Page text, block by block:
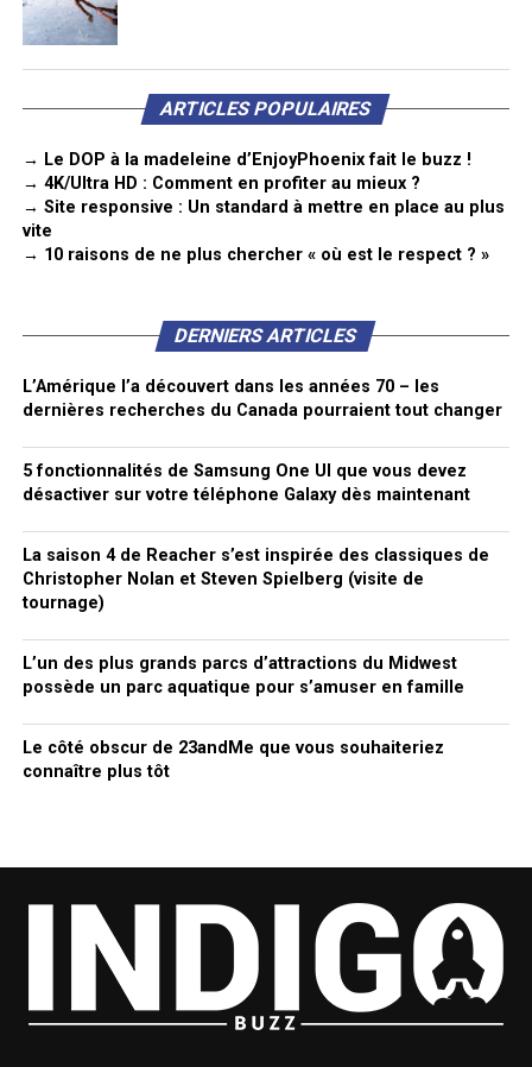
ARTICLES POPULAIRES
→ Le DOP à la madeleine d’EnjoyPhoenix fait le buzz !
→ 4K/Ultra HD : Comment en profiter au mieux ?
→ Site responsive : Un standard à mettre en place au plus
vite
→ 10 raisons de ne plus chercher « où est le respect ? »
DERNIERS ARTICLES
L’Amérique l’a découvert dans les années 70 – les
dernières recherches du Canada pourraient tout changer
5 fonctionnalités de Samsung One UI que vous devez
désactiver sur votre téléphone Galaxy dès maintenant
La saison 4 de Reacher s’est inspirée des classiques de
Christopher Nolan et Steven Spielberg (visite de
tournage)
L’un des plus grands parcs d’attractions du Midwest
possède un parc aquatique pour s’amuser en famille
Le côté obscur de 23andMe que vous souhaiteriez
connaître plus tôt